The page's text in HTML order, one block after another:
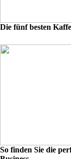
Die fünf besten
So finden Sie die